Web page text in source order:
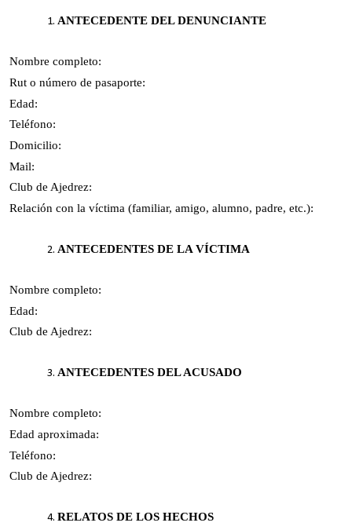
ANTECEDENTE DEL DENUNCIANTE
Nombre completo:
Rut o número de pasaporte:
Edad:
Teléfono:
Domicilio:
Mail:
Club de Ajedrez:
Relación con la víctima (familiar, amigo, alumno, padre, etc.):
ANTECEDENTES DE LA VÍCTIMA
Nombre completo:
Edad:
Club de Ajedrez:
ANTECEDENTES DEL ACUSADO
Nombre completo:
Edad aproximada:
Teléfono:
Club de Ajedrez:
RELATOS DE LOS HECHOS